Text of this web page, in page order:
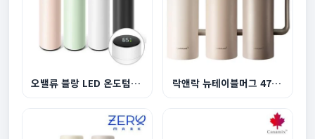
오밸류 블랑 LED 온도텀블러 500ml(녹차망) 락앤락 뉴테이블머그 473ml